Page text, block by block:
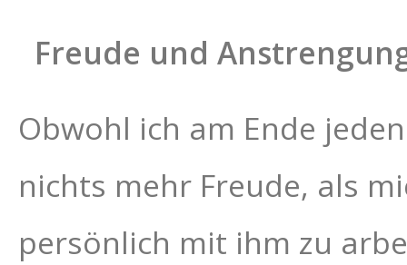
Freude und
Obwohl ich am Ende
nichts mehr Freude, als
persönlich mit ihm zu